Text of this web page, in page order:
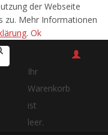
der Webseite
zu. Mehr Informationen
. Ok
Ihr
Warenkorb
ist
leer.